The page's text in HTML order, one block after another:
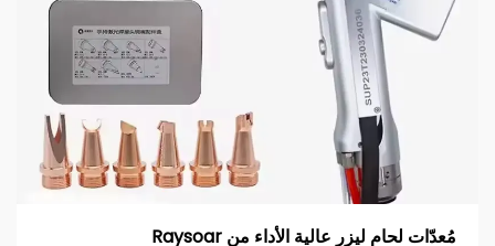
مُعدّات لحام ليزر عالية الأداء من Raysoar